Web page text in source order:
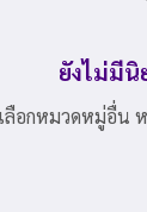
ยังไม่มี
ลือกหมวดหมู่อื่น